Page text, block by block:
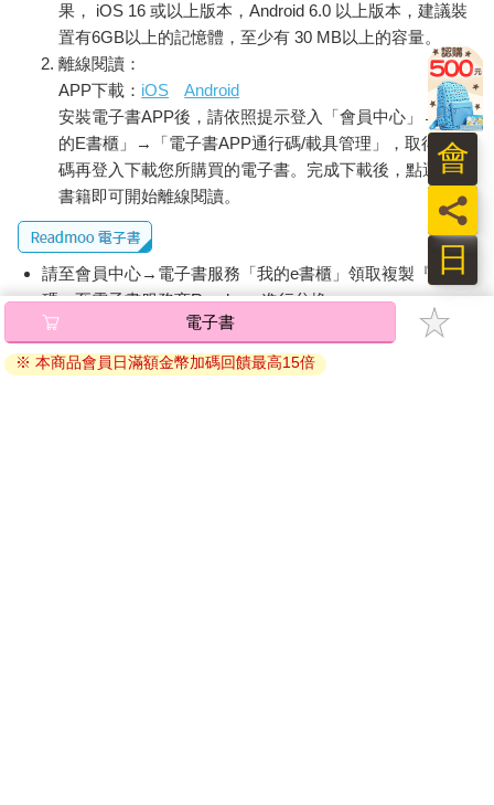
果， iOS 16 或以上版本，Android 6.0 以上版本，建議裝
置有6GB以上的記憶體，至少有 30 MB以上的容量。
離線閱讀：
APP下載： iOS
Android
安裝電子書APP後，請依照提示登入「會員中心」→「我
的E書櫃」→「電子書APP通行碼/載具管理」，取得通行
碼再登入下載您所購買的電子書。完成下載後，點選任一
書籍即可開始離線閱讀。
請至會員中心→電子書服務「我的e書櫃」領取複製『兌換
碼』至電子書服務商Readmoo進行兌換。
退換貨須知：
因版權保護，您在金石堂所購買的電子書僅能以金石堂專屬
電子書
※ 本商品會員日滿額金幣加碼回饋最高15倍
日
員
會